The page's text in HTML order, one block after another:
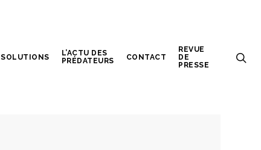
SOLUTIONS
L’ACTU DES
PRÉDATEURS
CONTACT
REVUE
DE
PRESSE